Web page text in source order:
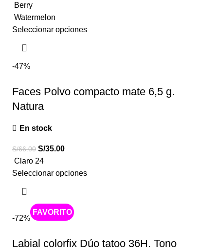
Berry
Watermelon
Seleccionar opciones
-47%
Faces Polvo compacto mate 6,5 g.
Natura
En stock
S/66.00 S/35.00
Claro 24
Seleccionar opciones
-72%
Caliente
Labial colorfix Dúo tatoo 36H. Tono